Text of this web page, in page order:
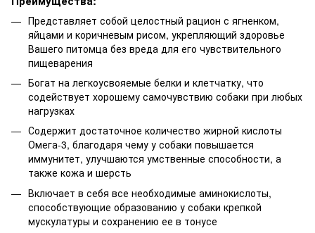
Представляет собой целостный рацион с ягненком,
яйцами и коричневым рисом, укрепляющий здоровье
Вашего питомца без вреда для его чувствительного
пищеварения
Богат на легкоусвояемые белки и клетчатку, что
содействует хорошему самочувствию собаки при любых
нагрузках
Содержит достаточное количество жирной кислоты
Омега-3, благодаря чему у собаки повышается
иммунитет, улучшаются умственные способности, а
также кожа и шерсть
Включает в себя все необходимые аминокислоты,
способствующие образованию у собаки крепкой
мускулатуры и сохранению ее в тонусе